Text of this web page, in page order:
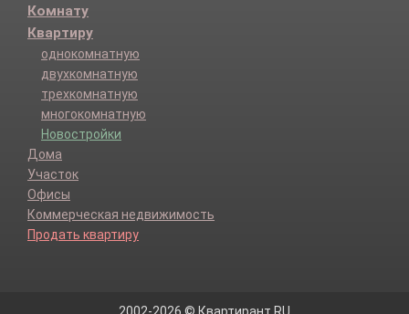
Комнату
Квартиру
однокомнатную
двухкомнатную
трехкомнатную
многокомнатную
Новостройки
Дома
Участок
Офисы
Коммерческая недвижимость
Продать квартиру
2002-2026 © Квартирант.RU